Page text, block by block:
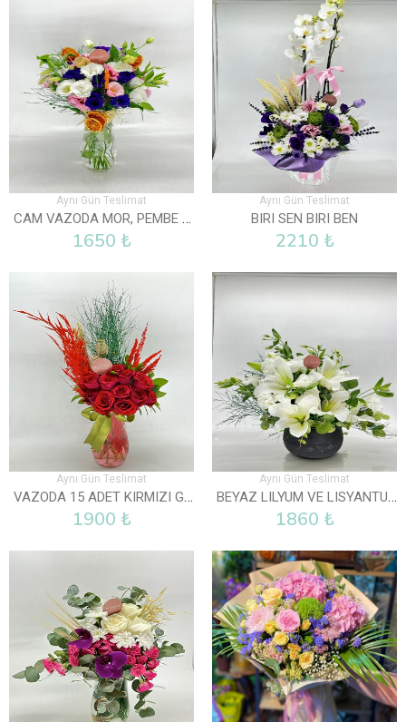
Aynı Gün Teslimat
CAM VAZODA MOR, PEMBE VE BEYAZ LISYANTUS
1650 ₺
Aynı Gün Teslimat
BIRI SEN BIRI BEN
2210 ₺
Aynı Gün Teslimat
VAZODA 15 ADET KIRMIZI GÜL
1900 ₺
Aynı Gün Teslimat
BEYAZ LILYUM VE LISYANTUS ARAJMANI
1860 ₺